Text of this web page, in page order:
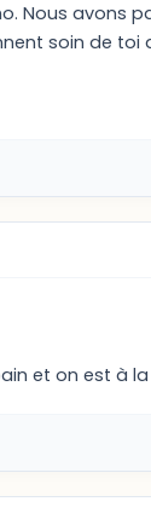
Nous avons
soin de toi
et on est à